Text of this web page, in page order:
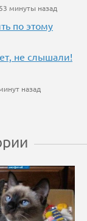
минуты назад
по этому
не слышали!
назад